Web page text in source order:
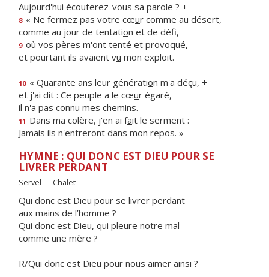
Aujourd'hui écouterez-vous sa parole ? +
8 « Ne fermez pas votre cœur comme au désert,
comme au jour de tentation et de défi,
9 où vos pères m'ont tenté et provoqué,
et pourtant ils avaient vu mon exploit.
10 « Quarante ans leur génération m'a déçu, +
et j'ai dit : Ce peuple a le cœur égaré,
il n'a pas connu mes chemins.
11 Dans ma colère, j'en ai fait le serment :
Jamais ils n'entreront dans mon repos. »
HYMNE : QUI DONC EST DIEU POUR SE
LIVRER PERDANT
Servel — Chalet
Qui donc est Dieu pour se livrer perdant
aux mains de l’homme ?
Qui donc est Dieu, qui pleure notre mal
comme une mère ?
R/Qui donc est Dieu pour nous aimer ainsi ?